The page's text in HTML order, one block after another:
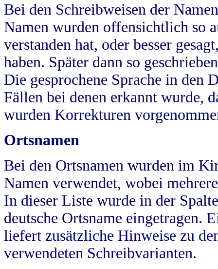
Bei den Schreibweisen der
Namen wurden offensichtlich so
verstanden hat, oder besser
haben. Später dann so
Die gesprochene Sprache in
Fällen bei denen erkannt wurde,
wurden Korrekturen
Ortsnamen
Bei den Ortsnamen wurden im
Namen verwendet, wobei
In dieser Liste wurde in der
deutsche Ortsname eingetragen.
liefert zusätzliche Hinweise zu
verwendeten Schreibvarianten.